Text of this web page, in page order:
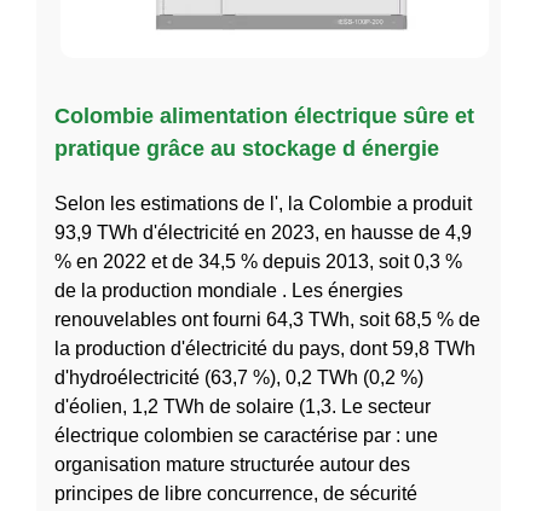
Colombie alimentation électrique sûre et
pratique grâce au stockage d énergie
Selon les estimations de l', la Colombie a produit
93,9 TWh d'électricité en 2023, en hausse de 4,9
% en 2022 et de 34,5 % depuis 2013, soit 0,3 %
de la production mondiale . Les énergies
renouvelables ont fourni 64,3 TWh, soit 68,5 % de
la production d'électricité du pays, dont 59,8 TWh
d'hydroélectricité (63,7 %), 0,2 TWh (0,2 %)
d'éolien, 1,2 TWh de solaire (1,3. Le secteur
électrique colombien se caractérise par : une
organisation mature structurée autour des
principes de libre concurrence, de sécurité